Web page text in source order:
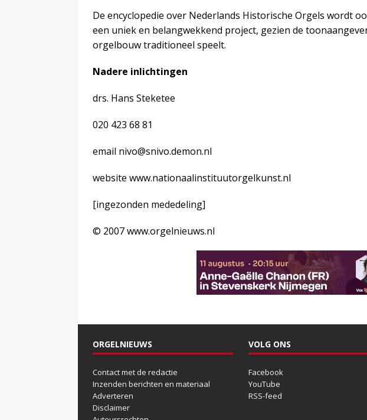
De encyclopedie over Nederlands Historische Orgels wordt
een uniek en belangwekkend project, gezien de
orgelbouw traditioneel speelt.
Nadere inlichtingen
drs. Hans Steketee
020 423 68 81
email nivo@snivo.demon.nl
website www.nationaalinstituutorgelkunst.nl
[ingezonden mededeling]
© 2007 www.orgelnieuws.nl
ORGELNIEUWS
Contact met de redactie
Inzenden berichten en materiaal
Adverteren
Disclaimer
VOLG ONS
Facebook
YouTube
RSS-feed